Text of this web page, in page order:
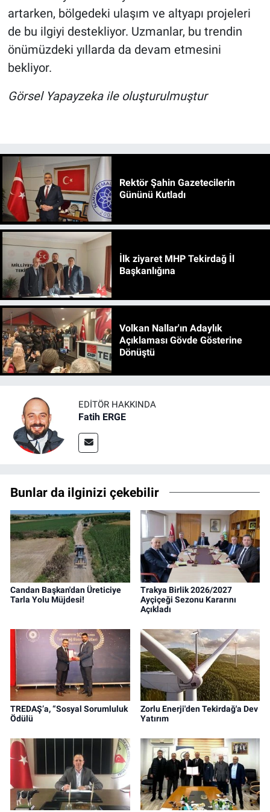
artarken, bölgedeki ulaşım ve altyapı projeleri
de bu ilgiyi destekliyor. Uzmanlar, bu trendin
önümüzdeki yıllarda da devam etmesini
bekliyor.
Görsel Yapayzeka ile oluşturulmuştur
Rektör Şahin Gazetecilerin
Gününü Kutladı
İlk ziyaret MHP Tekirdağ İl
Başkanlığına
Volkan Nallar'ın Adaylık
Açıklaması Gövde Gösterine
Dönüştü
EDITÖR HAKKINDA
Fatih ERGE
Bunlar da ilginizi çekebilir
Candan Başkan'dan Üreticiye
Tarla Yolu Müjdesi!
Trakya Birlik 2026/2027
Ayçiçeği Sezonu Kararını
Açıkladı
TREDAŞ’a, “Sosyal Sorumluluk
Ödülü
Zorlu Enerji'den Tekirdağ'a Dev
Yatırım